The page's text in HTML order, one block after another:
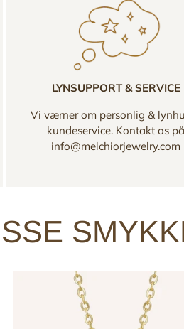
LYNSUPPORT & SERVICE
Vi værner om personlig &
kundeservice. Kontakt os på
info@melchiorjewelry.com